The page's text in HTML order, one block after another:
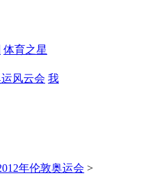
体育之星
风云会 我
年伦敦奥运会 >